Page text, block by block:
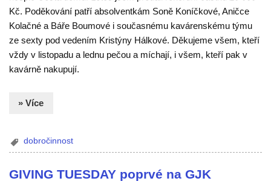
Kč. Poděkování patří absolventkám Soně Koníčkové, Aničce
Kolačné a Báře Boumové i současnému kavárenskému týmu
ze sexty pod vedením Kristýny Hálkové. Děkujeme všem, kteří
vždy v listopadu a lednu pečou a míchají, i všem, kteří pak v
kavárně nakupují.
» Více
dobročinnost
GIVING TUESDAY poprvé na GJK